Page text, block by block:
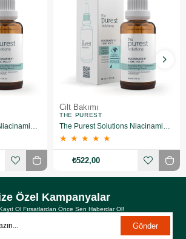
The Purest Solutions Niacinamide 5% + Zinc Pca 1% Gözenek Sıkılaştırıcı Yüz Serumu 30 ml
Cilt Bakımı
THE PUREST
The Purest Solutions Niacinamide 5% + Zinc Pca 1% Gözenek Sıkılaştırıcı Yüz Serumu 30 ml 2 Adet
★ ★ ★ ★ ★
₺522,00
Özel Kampanyalar
Ol Fırsatlardan Önce Sen Haberdar Ol!
Gönder